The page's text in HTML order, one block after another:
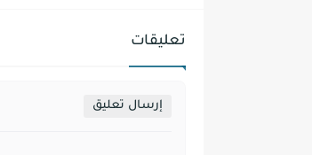
تعليقات
إرسال تعليق